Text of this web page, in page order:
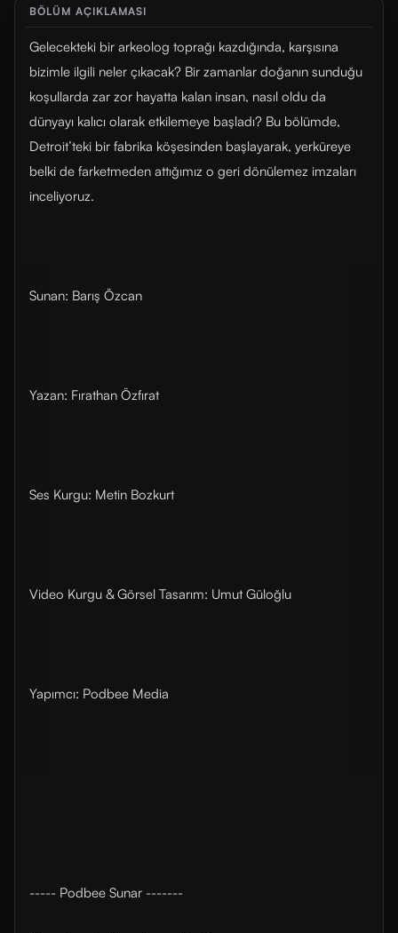
BÖLÜM AÇIKLAMASI
Gelecekteki bir arkeolog toprağı kazdığında, karşısına
bizimle ilgili neler çıkacak? Bir zamanlar doğanın sunduğu
koşullarda zar zor hayatta kalan insan, nasıl oldu da
dünyayı kalıcı olarak etkilemeye başladı? Bu bölümde,
Detroit’teki bir fabrika köşesinden başlayarak, yerküreye
belki de farketmeden attığımız o geri dönülemez imzaları
inceliyoruz.
Sunan: Barış Özcan
Yazan: Fırathan Özfırat
Ses Kurgu: Metin Bozkurt
Video Kurgu & Görsel Tasarım: Umut Güloğlu
Yapımcı: Podbee Media
----- Podbee Sunar -------